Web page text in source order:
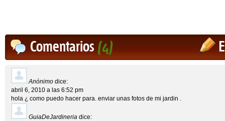
Comentarios(4)
Anónimo dice:
abril 6, 2010 a las 6:52 pm
hola ¿ como puedo hacer para. enviar unas fotos de mi jardin .
GuiaDeJardineria dice: